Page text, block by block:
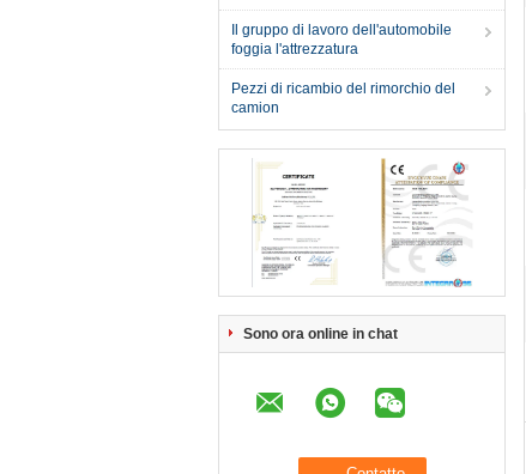
Il gruppo di lavoro dell'automobile
foggia l'attrezzatura
Pezzi di ricambio del rimorchio del
camion
Sono ora online in chat